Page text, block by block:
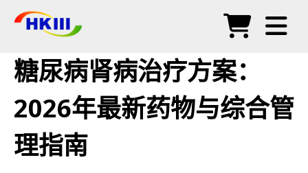
常见问题
博客
糖尿病肾病治疗方案：
2026年最新药物与综合管
理指南